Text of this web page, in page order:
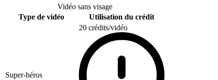
Vidéo sans visage
Type de vidéo
Utilisation du crédit
Super-héros
20 crédits/vidéo